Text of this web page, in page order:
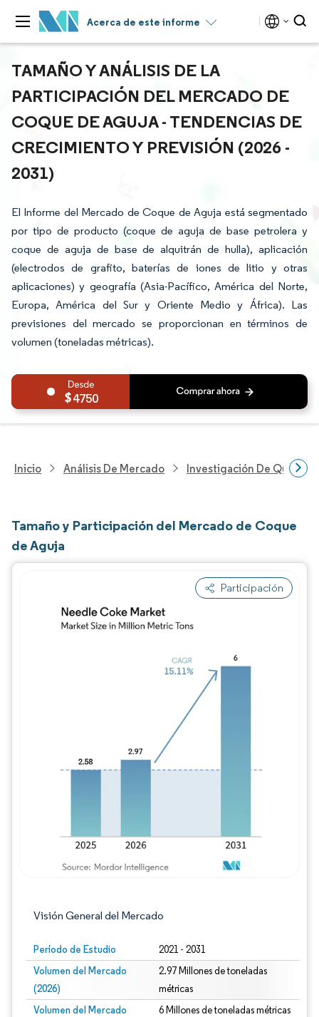
Acerca de este informe
TAMAÑO Y ANÁLISIS DE LA
PARTICIPACIÓN DEL MERCADO DE
COQUE DE AGUJA - TENDENCIAS DE
CRECIMIENTO Y PREVISIÓN (2026 -
2031)
El Informe del Mercado de Coque de Aguja está segmentado
por tipo de producto (coque de aguja de base petrolera y
coque de aguja de base de alquitrán de hulla), aplicación
(electrodos de grafito, baterías de iones de litio y otras
aplicaciones) y geografía (Asia-Pacífico, América del Norte,
Europa, América del Sur y Oriente Medio y África). Las
previsiones del mercado se proporcionan en términos de
volumen (toneladas métricas).
4750
Inicio Análisis De Mercado Investigación De
Tamaño y Participación del Mercado de Coque
de Aguja
Participación
Visión General del Mercado
Período de Estudio 2021 - 2031
Volumen del Mercado
(2026)
2.97 Millones de toneladas
métricas
Volumen del Mercado
6 Millones de toneladas métricas
Imagen © Mordor Intelligence. El uso